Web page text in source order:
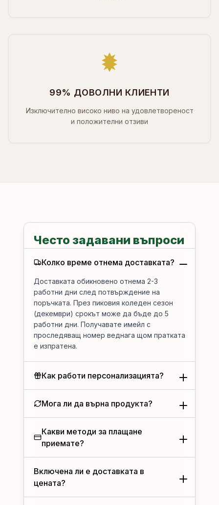
99% ДОВОЛНИ КЛИЕНТИ
Изключително високо ниво на удовлетвореност
и положителни отзиви
Често задавани въпроси
Колко време отнема доставката?
Доставката обикновено отнема 2-3
работни дни след потвърждение на
поръчката. През пиковия коледен сезон
(декември) срокът може да бъде до 5
работни дни. Получавате имейл с
проследяващ номер веднага щом пратката
е изпратена.
Как работи персонализацията?
Мога ли да върна продукта?
Какви методи за плащане
приемате?
Включена ли е доставката в
цената?